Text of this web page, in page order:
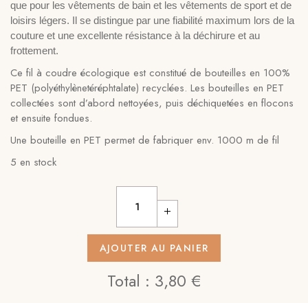
que pour les vêtements de bain et les vêtements de sport et de
loisirs légers. Il se distingue par une fiabilité maximum lors de la
couture et une excellente résistance à la déchirure et au
frottement.
Ce fil à coudre écologique est constitué de bouteilles en 100%
PET (polyéthylènetéréphtalate) recyclées. Les bouteilles en PET
collectées sont d’abord nettoyées, puis déchiquetées en flocons
et ensuite fondues.
Une bouteille en PET permet de fabriquer env. 1000 m de fil
5 en stock
AJOUTER AU PANIER
Total : 3,80 €